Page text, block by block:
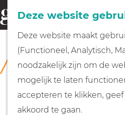
Deze website
Deze website maakt
(Functioneel, Analytisch,
noodzakelijk zijn om de
mogelijk te laten
accepteren te klikken,
akkoord te gaan.
G
a
o
e
k
e
n
COLLECTIE
Huizer Museum